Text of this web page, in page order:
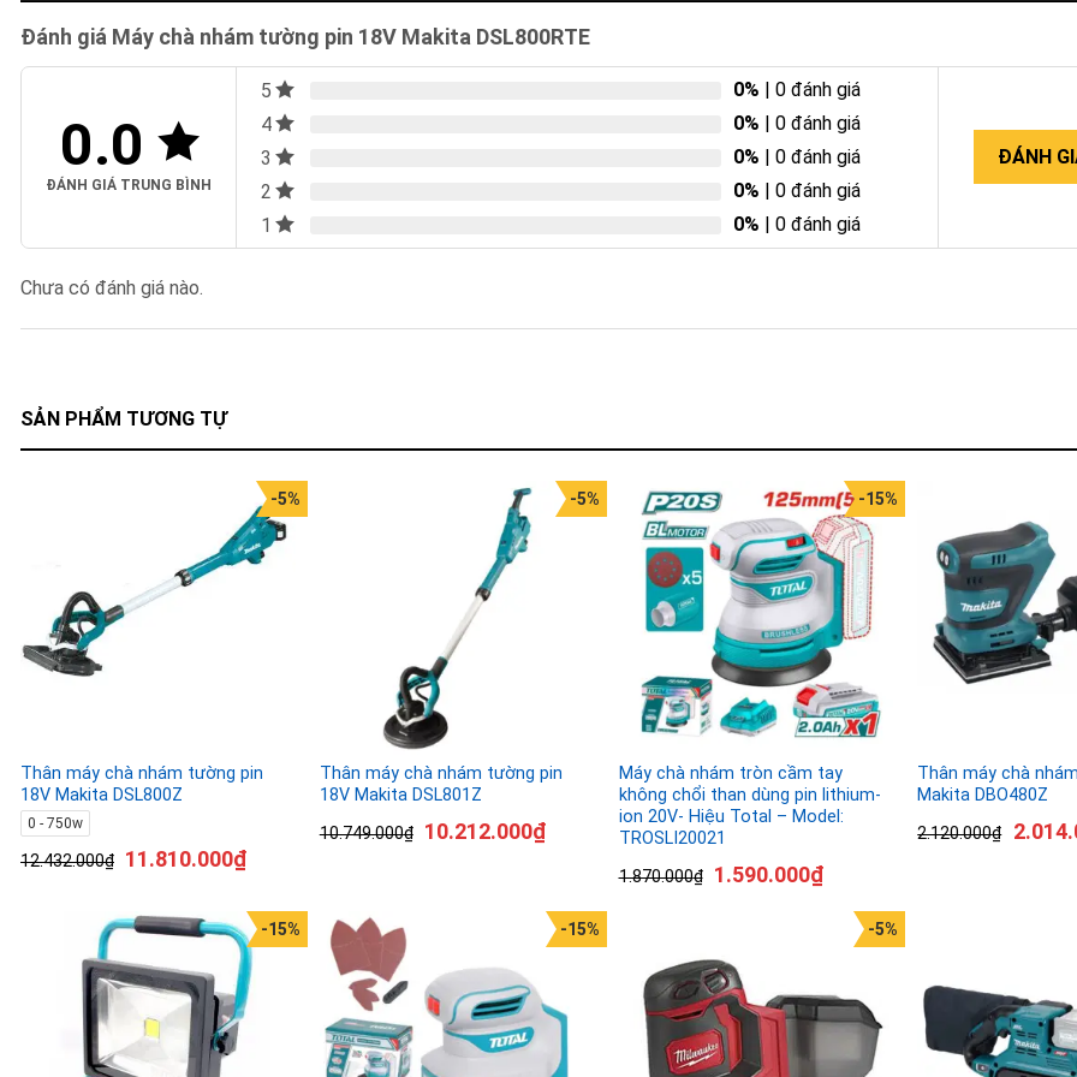
Đánh giá Máy chà nhám tường pin 18V Makita DSL800RTE
0.0
ĐÁNH GIÁ TRUNG BÌNH
5 0% | 0 đánh giá
4
0% | 0 đánh giá
3
0% | 0 đánh giá
2
0% | 0 đánh giá
1
0% | 0 đánh giá
ĐÁNH
Chưa có đánh giá nào.
SẢN PHẨM TƯƠNG TỰ
Thân máy chà nhám tường pin
18V Makita DSL800Z
0 - 750w
12.432.000₫
-5%
11.810.000₫
Thân máy chà nhám tường pin
18V Makita DSL801Z
10.749.000₫
-5%
10.212.000₫
Máy chà nhám tròn cầm tay
không chổi than dùng pin lithium-
ion 20V- Hiệu Total – Model:
TROSLI20021
1.870.000₫
-15%
1.590.000₫
Thân máy chà
Makita DBO480Z
2.120.000₫
-15% -15% -5%